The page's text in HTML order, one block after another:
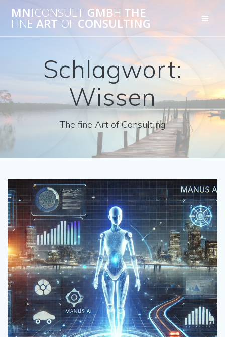
to
content
MNICONSULT GMBH THE
FINE ART OF CONSULTING
Schlagwort:
Wissen
The fine Art of Consulting